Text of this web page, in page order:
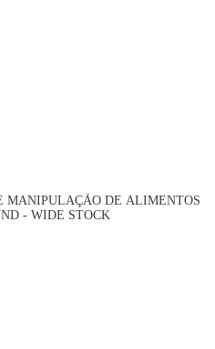
MANIPULAÇÃO DE ALIMENTOS
- WIDE STOCK